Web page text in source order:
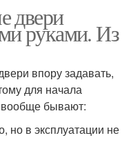
двери
руками. Из
впору задавать,
для начала
вообще бывают:
но в эксплуатации не